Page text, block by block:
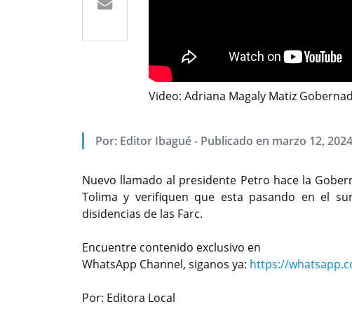
Video: Adriana Magaly Matiz
Por: Editor Ibagué - Publicado en marzo 12, 2024
Nuevo llamado al presidente Petro hace la
Tolima y verifiquen que esta pasando en el
disidencias de las Farc.
Encuentre contenido exclusivo en
WhatsApp Channel, siganos ya: https://
Por: Editora Local